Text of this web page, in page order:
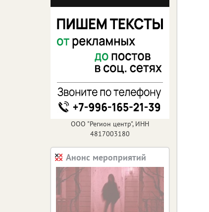
ООО "Регион центр", ИНН
4817003180
Анонс мероприятий